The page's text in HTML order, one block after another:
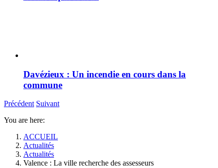
Davézieux : Un incendie en cours dans la
commune
Précédent Suivant
You are here:
ACCUEIL
Actualités
Actualités
Valence : La ville recherche des assesseurs